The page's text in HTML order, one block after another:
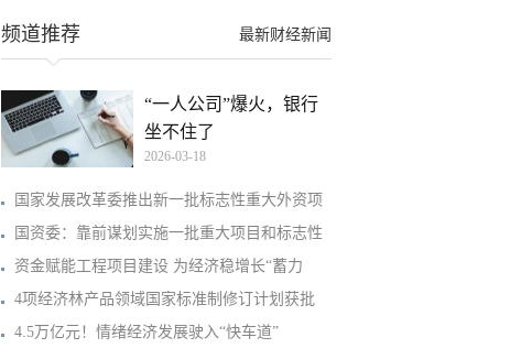
最新财经新闻
频道推荐
“一人公司”爆火，银行
坐不住了
2026-03-18
国家发展改革委推出新一批标志性重大外资项
国资委：靠前谋划实施一批重大项目和标志性
资金赋能工程项目建设 为经济稳增长“蓄力
4项经济林产品领域国家标准制修订计划获批
4.5万亿元！情绪经济发展驶入“快车道”